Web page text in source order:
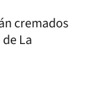
cremados
La